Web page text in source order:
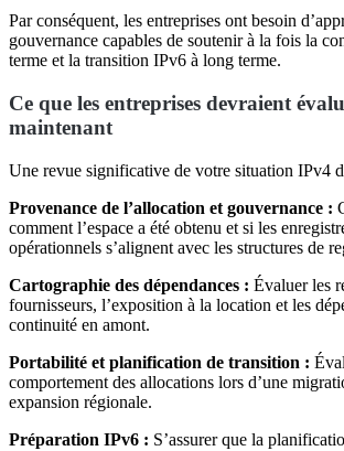
Par conséquent, les entreprises ont besoin
gouvernance capables de soutenir à la fois la
terme et la transition IPv6 à long terme.
Ce que les entreprises devraient
maintenant
Une revue significative de votre situation IPv4
Provenance de l’allocation et gouvernance :
comment l’espace a été obtenu et si les
opérationnels s’alignent avec les structures de
Cartographie des dépendances : Évaluer les
fournisseurs, l’exposition à la location et les
continuité en amont.
Portabilité et planification de transition :
comportement des allocations lors d’une
expansion régionale.
Préparation IPv6 : S’assurer que la